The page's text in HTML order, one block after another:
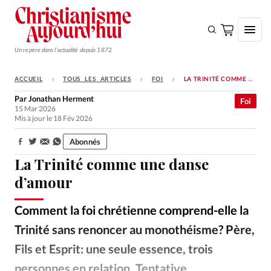
Un repère dans l'actualité depuis 1872
S'ABONNER
Monde
Opinions
Tous les articles
Faire un don
Se connecter
ACCUEIL TOUS LES ARTICLES FOI LA TRINITÉ COMME UNE DANSE D’AMOUR
La Trinité comme une danse
d’amour
Comment la foi chrétienne comprend-elle la
Trinité sans renoncer au monothéisme? Père,
Fils et Esprit: une seule essence, trois
personnes en relation. Tentative
Foi
ParJonathan Herment
15 Mar 2026
Mis à jour le 18 Fév 2026
Partager: Abonnés